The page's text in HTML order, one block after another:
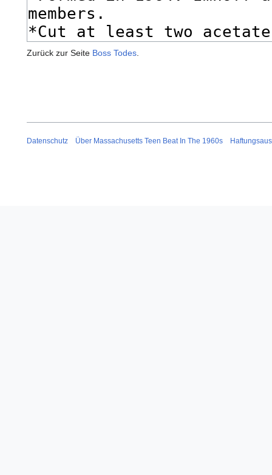
Zurück zur Seite Boss Todes.
Datenschutz Über Massachusetts Teen Beat In The 1960s